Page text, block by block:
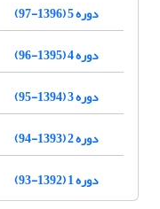
دوره 5 (1396-97)
دوره 4 (1395-96)
دوره 3 (1394-95)
دوره 2 (1393-94)
دوره 1 (1392-93)